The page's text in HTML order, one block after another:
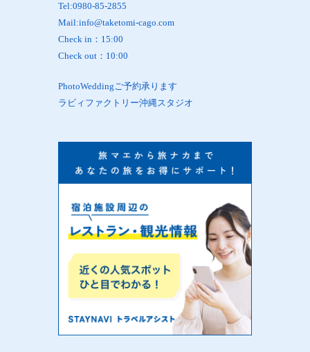
Tel:0980-85-2855
Mail:info@taketomi-cago.com
Check in：15:00
Check out：10:00
PhotoWeddingご予約承ります
ラビィファクトリー沖縄スタジオ